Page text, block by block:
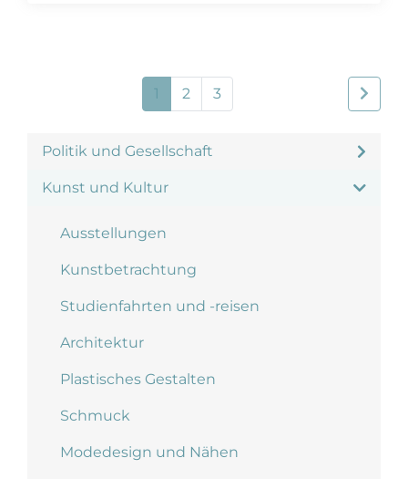
Politik und Gesellschaft
Kunst und Kultur
Ausstellungen
Kunstbetrachtung
Studienfahrten und -reisen
Architektur
Plastisches Gestalten
Schmuck
Modedesign und Nähen
1 2 3